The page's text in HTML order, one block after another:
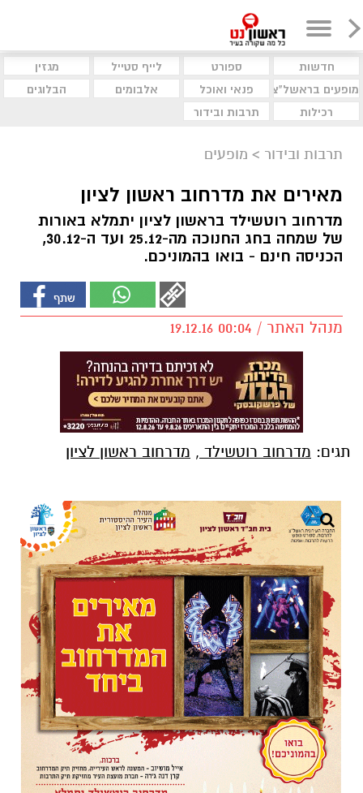
חדשות ספורט לייף סטייל
מגזין
מופעים בראשל"צ
פנאי ואוכל אלבומים
הבלוגים
רכילות
תרבות ובידור
תרבות ובידור > מופעים
מאירים את מדרחוב ראשון לציון
מדרחוב רוטשילד בראשון לציון יתמלא באורות
של שמחה בחג החנוכה מה-25.12 ועד ה-30.12,
הכניסה חינם - בואו בהמוניכם.
מנהל האתר / 00:04 19.12.16
תגים: מדרחוב רוטשילד , מדרחוב ראשון לציון